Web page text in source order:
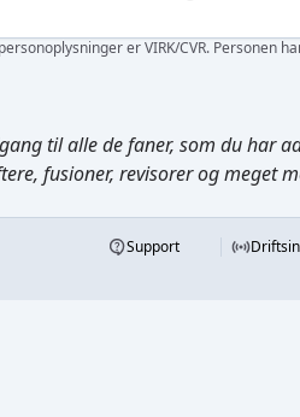
er VIRK/CVR. Personen
til alle de faner, som du har
fusioner, revisorer og meget
Support